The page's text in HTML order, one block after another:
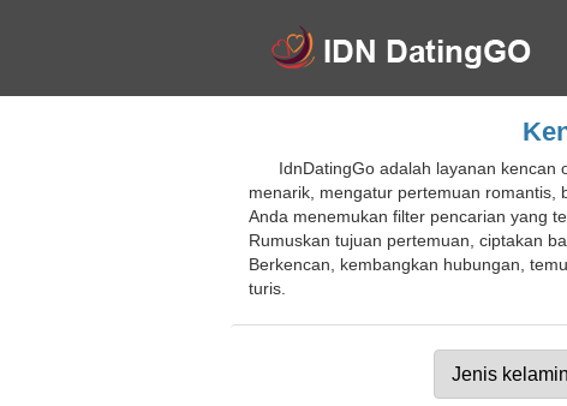
IdnDatingGo adalah layanan kencan
menarik, mengatur pertemuan romantis,
Anda menemukan filter pencarian yang
Rumuskan tujuan pertemuan, ciptakan
Berkencan, kembangkan hubungan,
turis.